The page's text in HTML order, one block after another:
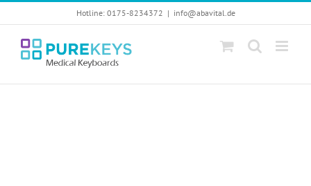
Skip
Hotline: 0175-8234372 | info@abavital.de